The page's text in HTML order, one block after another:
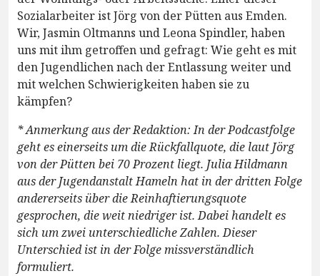
Sozialarbeiter ist Jörg von der Pütten aus Emden.
Wir, Jasmin Oltmanns und Leona Spindler, haben
uns mit ihm getroffen und gefragt: Wie geht es mit
den Jugendlichen nach der Entlassung weiter und
mit welchen Schwierigkeiten haben sie zu
kämpfen?
* Anmerkung aus der Redaktion: In der Podcastfolge
geht es einerseits um die Rückfallquote, die laut Jörg
von der Pütten bei 70 Prozent liegt. Julia Hildmann
aus der Jugendanstalt Hameln hat in der dritten Folge
andererseits über die Reinhaftierungsquote
gesprochen, die weit niedriger ist. Dabei handelt es
sich um zwei unterschiedliche Zahlen. Dieser
Unterschied ist in der Folge missverständlich
formuliert.